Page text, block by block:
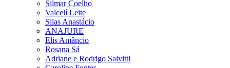
Silmar Coelho
Valcelí Leite
Silas Anastácio
ANAJURE
Elis Amâncio
Rosana Sá
Adriane e Rodrigo Salvitti